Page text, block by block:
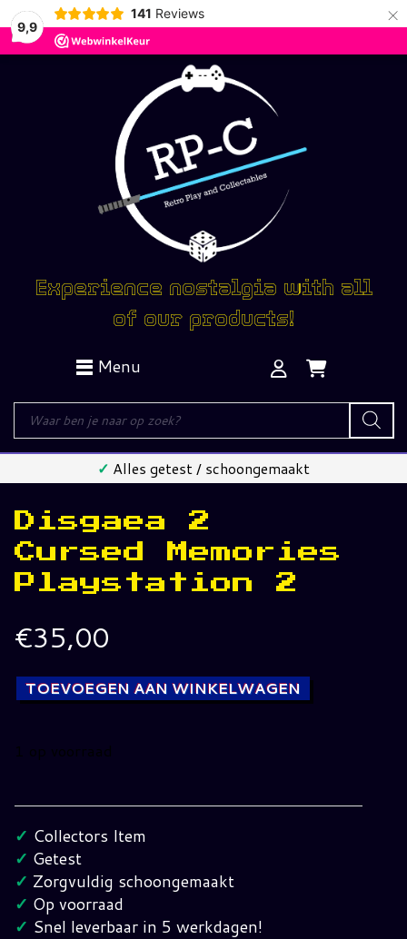
9,9
141 Reviews ×
Experience nostalgia with all
of our products!
Menu
Producten
zoeken
✓ Alles getest / schoongemaakt
Disgaea 2
Cursed Memories
Playstation 2
€35,00
TOEVOEGEN AAN WINKELWAGEN
1 op voorraad
2
Cursed
Memories
Playstation
2
hoeveelheid
✓ Collectors Item
✓ Getest
✓ Zorgvuldig schoongemaakt
✓ Op voorraad
✓ Snel leverbaar in 5 werkdagen!